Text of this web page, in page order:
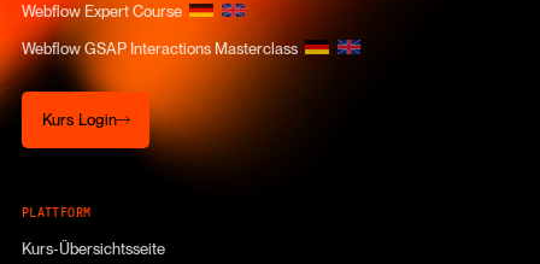
Webflow Expert Course
Webflow GSAP Interactions Masterclass
Kurs Login
Kurs Login
PLATTFORM
Kurs-Übersichtsseite